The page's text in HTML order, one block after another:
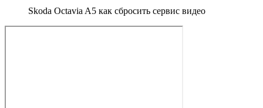
Skoda Octavia A5 как сбросить сервис видео